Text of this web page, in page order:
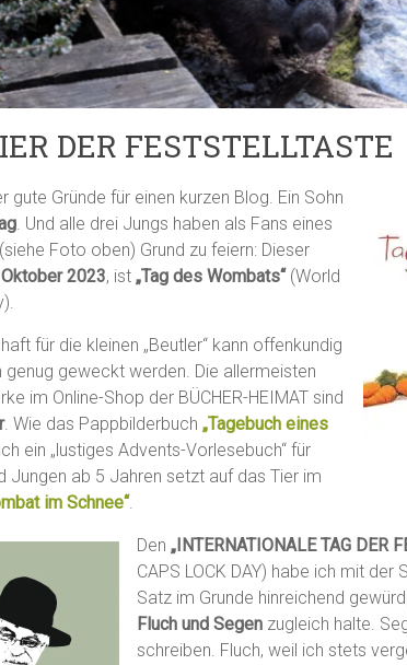
DER FESTSTELLTASTE
gute Gründe für einen kurzen Blog. Ein Sohn
. Und alle drei Jungs haben als Fans eines
Foto oben) Grund zu feiern: Dieser
2023, ist „Tag des Wombats“ (World
für die kleinen „Beutler“ kann offenkundig
genug geweckt werden. Die allermeisten
im Online-Shop der BÜCHER-HEIMAT sind
. Wie das Pappbilderbuch „Tagebuch eines
ein „lustiges Advents-Vorlesebuch“ für
Jungen ab 5 Jahren setzt auf das Tier im
im Schnee“.
Den „INTERNATIONALE TAG DER
CAPS LOCK DAY) habe ich mit
Satz im Grunde hinreichend
Fluch und Segen zugleich halte.
schreiben. Fluch, weil ich stets